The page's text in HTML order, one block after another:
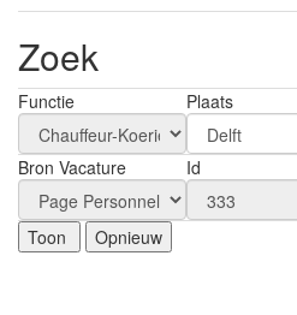
Zoek
Functie Plaats
Bron Vacature Id